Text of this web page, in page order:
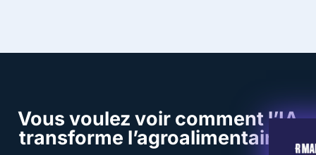
Vous voulez voir comment l’IA
transforme l’agroalimentaire ?